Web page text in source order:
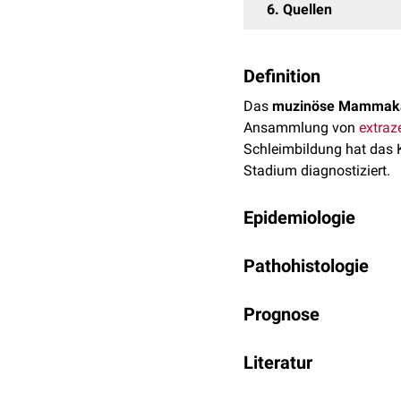
6 Quellen
Definition
Das muzinöse
Ansammlung von
Schleimbildung hat das
Stadium diagnostiziert.
Epidemiologie
Mammakarzinome.[
Pathohistologie
Schnittfläche
muzinöse und
Prognose
Lymphknotenmetastasen
Literatur